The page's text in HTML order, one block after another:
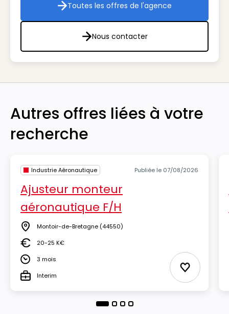
Toutes les offres de l'agence
Toutes les offres de l'agence
Nous contacter
Nous contacter
Autres offres liées à votre
recherche
Industrie Aéronautique Publiée le 07/08/2026
Ajusteur monteur
aéronautique F/H
Lieu Montoir-de-Bretagne (44550)
Salaire20-25 K€
Durée3 mois
TypeInterim Ajouter